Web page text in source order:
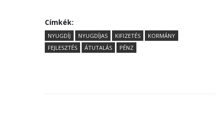
Címkék:
NYUGDÍJ NYUGDÍJAS KIFIZETÉS
KORMÁNY
FEJLESZTÉS
ÁTUTALÁS PÉNZ